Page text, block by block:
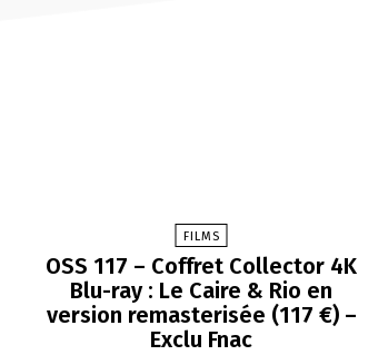
FILMS
OSS 117 – Coffret Collector 4K
Blu-ray : Le Caire & Rio en
version remasterisée (117 €) –
Exclu Fnac